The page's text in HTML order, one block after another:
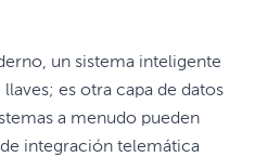
un sistema inteligente
es otra capa de datos
a menudo pueden
integración telemática